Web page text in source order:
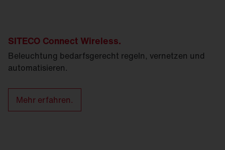
SITECO Connect Wireless.
Beleuchtung bedarfsgerecht regeln, vernetzen und
automatisieren.
Mehr erfahren.